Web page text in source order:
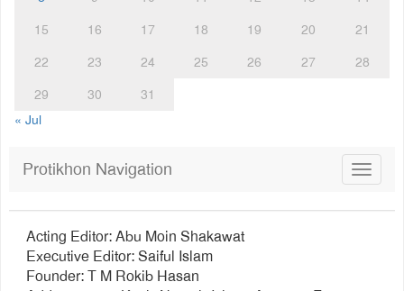
15
16 17 18 19 20
21
22
23 24 25 26 27
28
29
30
31
« Jul
Toggle
Protikhon Navigation
Acting Editor: Abu Moin Shakawat
Executive Editor: Saiful Islam
Founder: T M Rokib Hasan